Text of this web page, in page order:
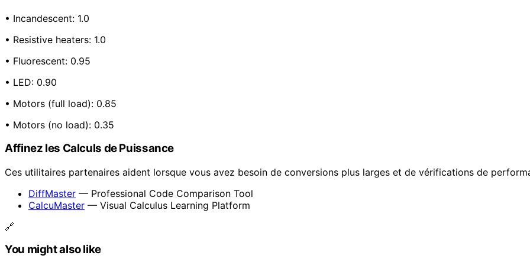
• Incandescent: 1.0
• Resistive heaters: 1.0
• Fluorescent: 0.95
• LED: 0.90
• Motors (full load): 0.85
• Motors (no load): 0.35
Affinez les Calculs de Puissance
Ces utilitaires partenaires aident lorsque vous avez besoin de conversions plus larges et de vérifications de
DiffMaster — Professional Code Comparison Tool
CalcuMaster — Visual Calculus Learning Platform
🔗
You might also like